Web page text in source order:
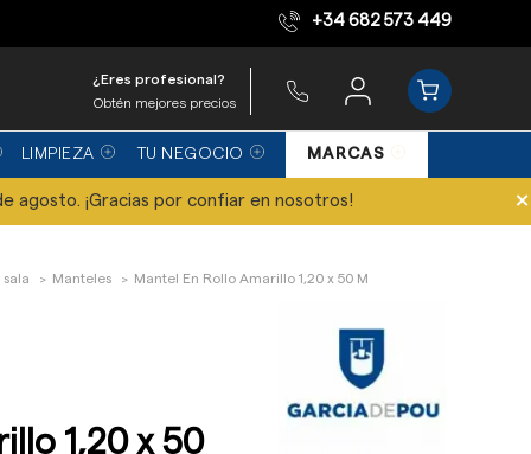
Equipo de expertos +34 682 573 449
¿Eres profesional?
Obtén mejores precios
LIMPIEZA TU NEGOCIO MARCAS
agosto. ¡Gracias por confiar en nosotros! ×
Manteles Mantel En Rollo Amarillo 1,20 x 50 M
1,20 x 50